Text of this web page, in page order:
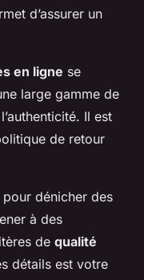
d’assurer un
en ligne se
large gamme de
Il est
de retour
dénicher des
à des
de qualité
détails est votre